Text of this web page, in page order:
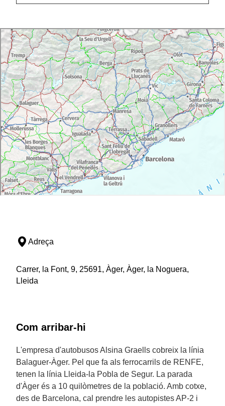
Adreça
Carrer, la Font, 9, 25691, Àger, Àger, la Noguera,
Lleida
Com arribar-hi
L'empresa d'autobusos Alsina Graells cobreix la línia
Balaguer-Àger. Pel que fa als ferrocarrils de RENFE,
tenen la línia Lleida-la Pobla de Segur. La parada
d'Àger és a 10 quilòmetres de la població. Amb cotxe,
des de Barcelona, cal prendre les autopistes AP-2 i